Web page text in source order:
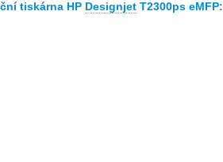
tiskárna HP Designjet T2300ps eMFP: